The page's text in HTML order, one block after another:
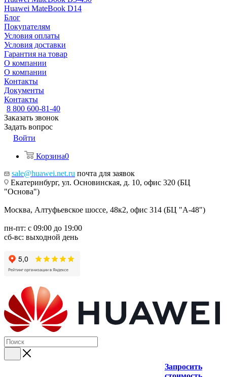
Huawei MateBook D14
Блог
Покупателям
Условия оплаты
Условия доставки
Гарантия на товар
О компании
О компании
Контакты
Документы
Контакты
8 800 600-81-40
Заказать звонок
Задать вопрос
Войти
Корзина0
sale@huawei.net.ru почта для заявок
Екатеринбург, ул. Основинская, д. 10, офис 320 (БЦ
"Основа")
Москва, Алтуфьевское шоссе, 48к2, офис 314 (БЦ "А-48")
пн-пт: с 09:00 до 19:00
сб-вс: выходной день
Запросить